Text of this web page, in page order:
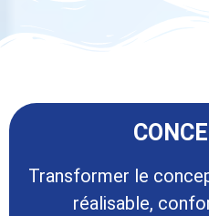
Transformer le
réalisable,